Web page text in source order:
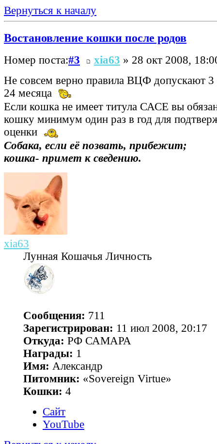
Вернуться к началу
Востановление кошки после родов
Номер поста:#3 xia63 » 28 окт 2008,
Не совсем верно правила ВЦФ допускают 3
24 месяца
Если кошка не имеет титула САСЕ вы
кошку минимум один раз в год для
оценки
Собака, если её позвать, прибежит;
кошка- примет к сведению.
xia63
Лунная Кошачья Личность
Сообщения: 711
Зарегистрирован: 11 июл 2008, 20:17
Откуда: РФ САМАРА
Награды: 1
Имя: Александр
Питомник: «Sovereign Virtue»
Кошки: 4
Сайт
YouTube